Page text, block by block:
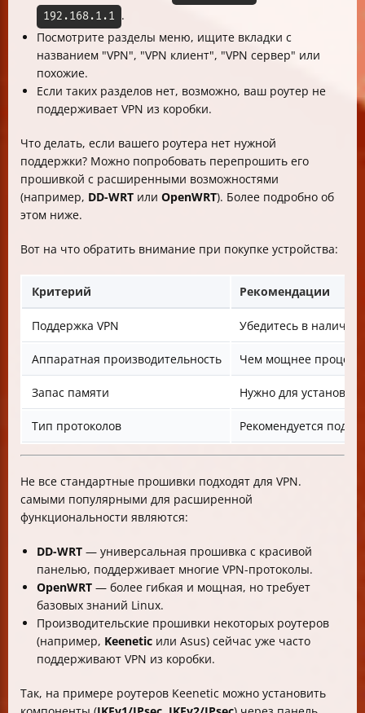
192.168.1.1
.
Посмотрите разделы меню, ищите вкладки с
названием "VPN", "VPN клиент", "VPN сервер" или
похожие.
Если таких разделов нет, возможно, ваш роутер не
поддерживает VPN из коробки.
Что делать, если вашего роутера нет нужной
поддержки? Можно попробовать перепрошить его
прошивкой с расширенными возможностями
(например, DD-WRT или OpenWRT). Более подробно об
этом ниже.
Вот на что обратить внимание при покупке устройства:
Критерий Рекомендации
Поддержка VPN Убедитесь в
Аппаратная производительность Чем мощнее
Запас памяти Нужно для
Тип протоколов Рекомендуется
Не все стандартные прошивки подходят для VPN.
самыми популярными для расширенной
функциональности являются:
DD-WRT — универсальная прошивка с красивой
панелью, поддерживает многие VPN-протоколы.
OpenWRT — более гибкая и мощная, но требует
базовых знаний Linux.
Производительские прошивки некоторых роутеров
(например, Keenetic или Asus) сейчас уже часто
поддерживают VPN из коробки.
Так, на примере роутеров Keenetic можно установить